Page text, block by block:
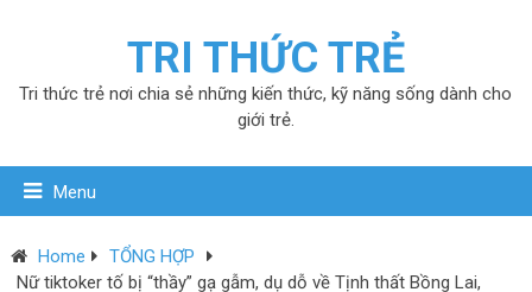
TRI THỨC TRẺ
Tri thức trẻ nơi chia sẻ những kiến thức, kỹ năng sống dành cho
giới trẻ.
Menu
Home
TỔNG HỢP
Nữ tiktoker tố bị “thầy” gạ gẫm, dụ dỗ về Tịnh thất Bồng Lai,